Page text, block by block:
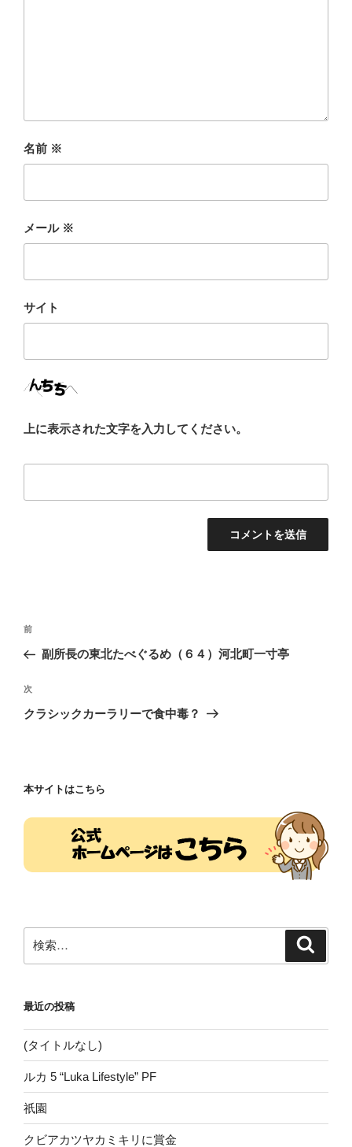
名前 ※
メール ※
サイト
上に表示された文字を入力してください。
投
ナ
ビ
ゲ
ン
前
の
稿
前
副所長の東北たべぐるめ（６４）河北町一寸亭
次
の
次
クラシックカーラリーで食中毒？
本サイトはこちら
索:
最近の投稿
(タイトルなし)
ルカ 5 “Luka Lifestyle” PF
祇園
クビアカツヤカミキリに賞金